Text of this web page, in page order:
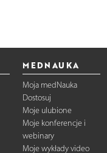
MEDNAUKA
Moja medNauka
Dostosuj
Moje ulubione
Moje konferencje i
webinary
Moje wykłady video